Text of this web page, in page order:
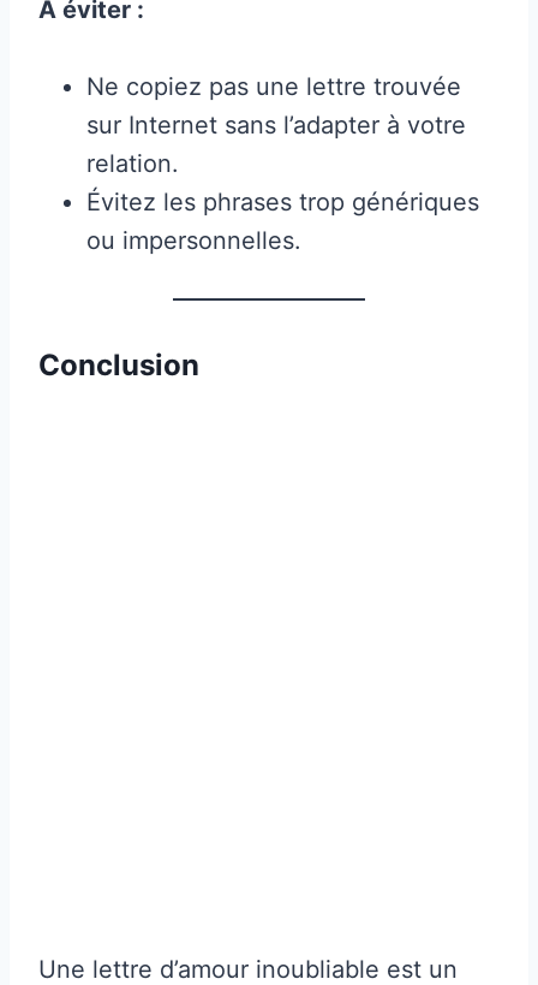
À éviter :
Ne copiez pas une lettre trouvée
sur Internet sans l’adapter à votre
relation.
Évitez les phrases trop génériques
ou impersonnelles.
Conclusion
Une lettre d’amour inoubliable est un